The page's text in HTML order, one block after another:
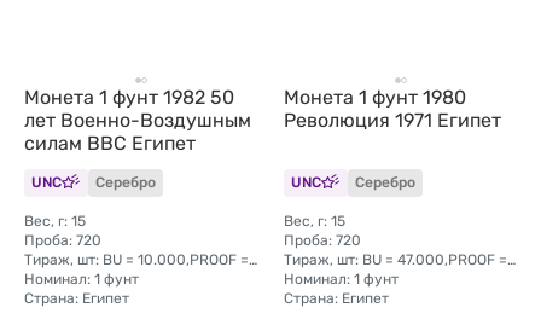
Монета 1 фунт 1982 50
лет Военно-Воздушным
силам ВВС Египет
UNC Серебро
Вес, г: 15
Проба: 720
Тираж, шт: BU = 10.000,PROOF = 2.260
Номинал: 1 фунт
Страна: Египет
Монета 1 фунт 1980
Революция 1971 Египет
UNC Серебро
Вес, г: 15
Проба: 720
Тираж, шт: BU = 47.000,PROOF = 3.000
Номинал: 1 фунт
Страна: Египет